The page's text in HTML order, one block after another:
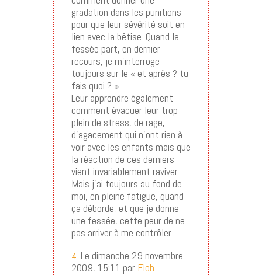
gradation dans les punitions
pour que leur sévérité soit en
lien avec la bêtise. Quand la
fessée part, en dernier
recours, je m’interroge
toujours sur le « et après ? tu
fais quoi ? ».
Leur apprendre également
comment évacuer leur trop
plein de stress, de rage,
d’agacement qui n’ont rien à
voir avec les enfants mais que
la réaction de ces derniers
vient invariablement raviver.
Mais j’ai toujours au fond de
moi, en pleine fatigue, quand
ça déborde, et que je donne
une fessée, cette peur de ne
pas arriver à me contrôler …
4. Le dimanche 29 novembre
2009, 15:11 par Floh